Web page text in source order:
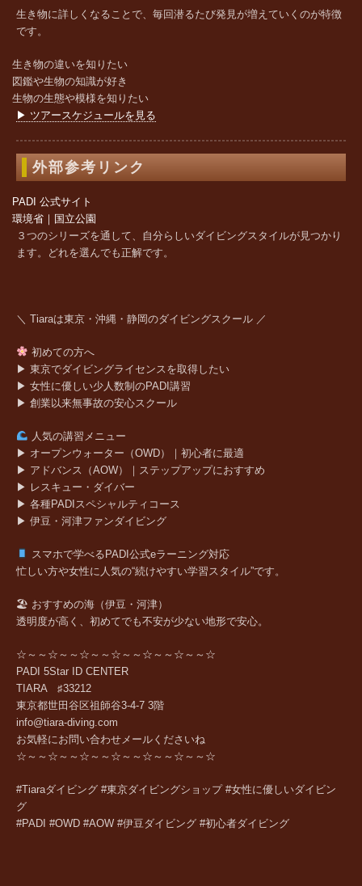
生き物に詳しくなることで、毎回潜るたび発見が増えていくのが特徴
です。
生き物の違いを知りたい
図鑑や生物の知識が好き
生物の生態や模様を知りたい
▶ ツアースケジュールを見る
外部参考リンク
PADI 公式サイト
環境省｜国立公園
３つのシリーズを通して、自分らしいダイビングスタイルが見つかり
ます。どれを選んでも正解です。
＼ Tiaraは東京・沖縄・静岡のダイビングスクール ／
初めての方へ
▶ 東京でダイビングライセンスを取得したい
▶ 女性に優しい少人数制のPADI講習
▶ 創業以来無事故の安心スクール
人気の講習メニュー
▶ オープンウォーター（OWD）｜初心者に最適
▶ アドバンス（AOW）｜ステップアップにおすすめ
▶ レスキュー・ダイバー
▶ 各種PADIスペシャルティコース
▶ 伊豆・河津ファンダイビング
スマホで学べるPADI公式eラーニング対応
忙しい方や女性に人気の“続けやすい学習スタイル”です。
🏖 おすすめの海（伊豆・河津）
透明度が高く、初めてでも不安が少ない地形で安心。
☆～～☆～～☆～～☆～～☆～～☆～～☆
PADI 5Star ID CENTER
TIARA ♯33212
東京都世田谷区祖師谷3-4-7 3階
info@tiara-diving.com
お気軽にお問い合わせメールくださいね
☆～～☆～～☆～～☆～～☆～～☆～～☆
#Tiaraダイビング #東京ダイビングショップ #女性に優しいダイビン
グ
#PADI #OWD #AOW #伊豆ダイビング #初心者ダイビング